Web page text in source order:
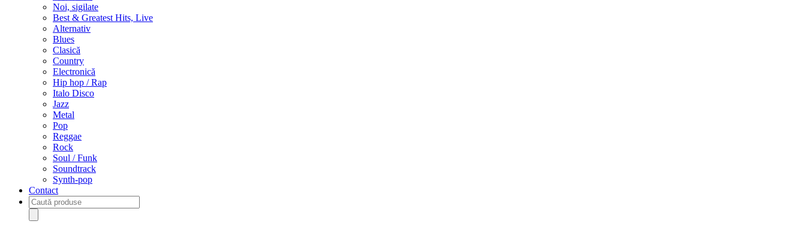
Noi, sigilate
Best & Greatest Hits, Live
Alternativ
Blues
Clasică
Country
Electronică
Hip hop / Rap
Italo Disco
Jazz
Metal
Pop
Reggae
Rock
Soul / Funk
Soundtrack
Synth-pop
Contact
Products
search